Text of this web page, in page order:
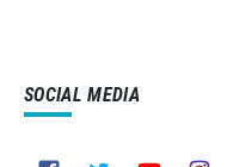
SOCIAL MEDIA